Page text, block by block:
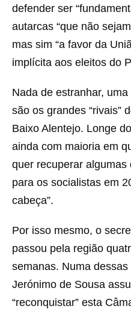
defender ser
autarcas “que não
mas sim “a favor da
implícita aos eleitos do
Nada de estranhar,
são os grandes “rivais”
Baixo Alentejo. Longe
ainda com maioria em
quer recuperar
para os socialistas em
cabeça”.
Por isso mesmo, o
passou pela região
semanas. Numa
Jerónimo de Sousa
“reconquistar” esta